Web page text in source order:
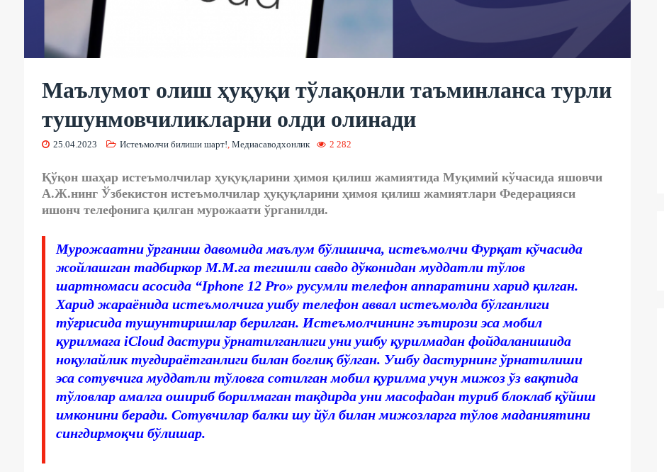
Маълумот олиш ҳуқуқи тўлақонли таъминланса турли
тушунмовчиликларни олди олинади
25.04.2023 Истеъмолчи билиши шарт!, Медиасаводхонлик 2 282
Қўқон шаҳар истеъмолчилар ҳуқуқларини ҳимоя қилиш жамиятида Муқимий кўчасида яшовчи
А.Ж.нинг Ўзбекистон истеъмолчилар ҳуқуқларини ҳимоя қилиш жамиятлари Федерацияси
ишонч телефонига қилган мурожаати ўрганилди.
Мурожаатни ўрганиш давомида маълум бўлишича, истеъмолчи Фурқат кўчасида
жойлашган тадбиркор М.М.га тегишли савдо дўконидан муддатли тўлов
шартномаси асосида “Iphone 12 Pro» русумли телефон аппаратини харид қилган.
Харид жараёнида истеъмолчига ушбу телефон аввал истеъмолда бўлганлиги
тўғрисида тушунтиришлар берилган. Истеъмолчининг эътирози эса мобил
қурилмага iCloud дастури ўрнатилганлиги уни ушбу қурилмадан фойдаланишида
ноқулайлик туғдираётганлиги билан боғлиқ бўлган. Ушбу дастурнинг ўрнатилиши
эса сотувчига муддатли тўловга сотилган мобил қурилма учун мижоз ўз вақтида
тўловлар амалга ошириб борилмаган тақдирда уни масофадан туриб блоклаб қўйиш
имконини беради. Сотувчилар балки шу йўл билан мижозларга тўлов маданиятини
сингдирмоқчи бўлишар.